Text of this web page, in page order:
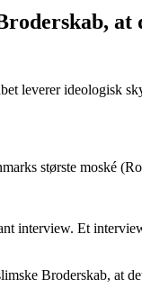
leverer ideologisk
største moské
interview. Et
Broderskab, at